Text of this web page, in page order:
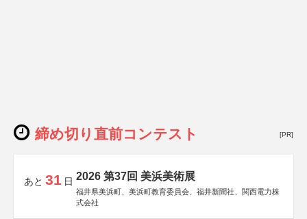
締め切り直前コンテスト [PR]
あと 31 日 2026 第37回 美浜美術展
福井県美浜町、美浜町教育委員会、福井新聞社、関西電力株
式会社